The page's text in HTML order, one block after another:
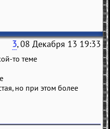
3, 08 Декабря 13 19:33
то теме
но при этом более